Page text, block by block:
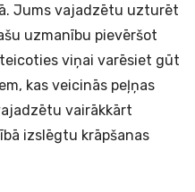
Jums vajadzētu uzturēt
uzmanību pievēršot
viņai varēsiet gūt
kas veicinās peļņas
vairākkārt
izslēgtu krāpšanas